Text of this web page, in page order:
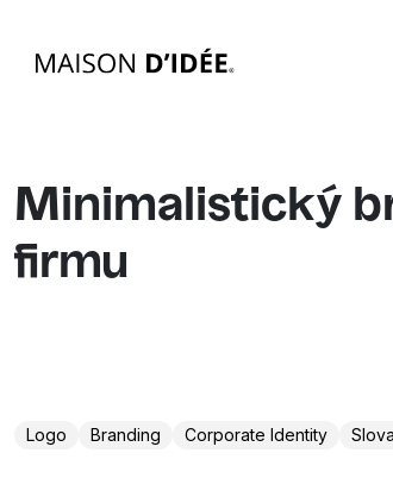
Minimalistický
firmu
Logo Branding Corporate Identity